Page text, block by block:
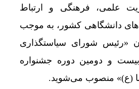
حلقه گمشده‌ای که دوباره
علمی، فرهنگی و ارتباط
دانشگاهی کشور، به موجب
«رئیس شورای سیاستگذاری
و دومین دوره جشنواره
(ع)» منصوب می‌شوید.